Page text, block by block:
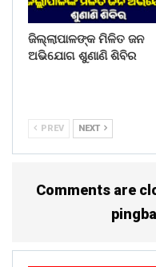
ଜିଲ୍ଲାପାଳଙ୍କ ମିଳିତ ଜନ
ଅଭିଯୋଗ ଶୁଣାଣି ଶିବିର
PREV NEXT
Comments are